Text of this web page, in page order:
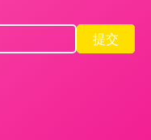
提交
提交